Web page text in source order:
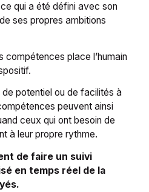
qui a été défini avec son
ses propres ambitions
place l’humain
de potentiel ou de facilités à
peuvent ainsi
ceux qui ont besoin de
à leur propre rythme.
de faire un suivi
en temps réel de la